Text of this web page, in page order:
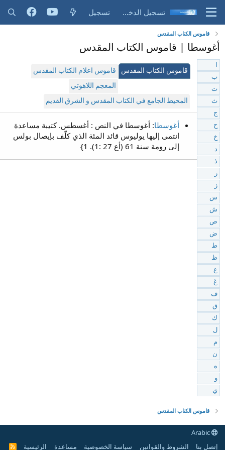
تسجيل الدخول تسجيل
قاموس الكتاب المقدس
أغوسطا | قاموس الكتاب المقدس
قاموس الكتاب المقدس
قاموس اعلام الكتاب المقدس
المعجم اللاهوتي
المحيط الجامع في الكتاب المقدس و الشرق القديم
أغوسطا: أغوسطا في النص : أغسطس. كتيبة مساعدة
انتمى إليها يوليوس قائد المئة الذي كلّف بإيصال بولس
إلى رومة سنة 61 (أع 27 :1). 1}
ب
ت
ث
ج
ح
خ
د
ذ
ر
ز
س
ش
ص
ض
ط
ظ
ع
غ
ف
ق
ك
ل
م
ن
ه
و
ي
قاموس الكتاب المقدس
إتصل بنا
الشروط والقوانين سياسة الخصوصية مساعدة الرئيسية
R